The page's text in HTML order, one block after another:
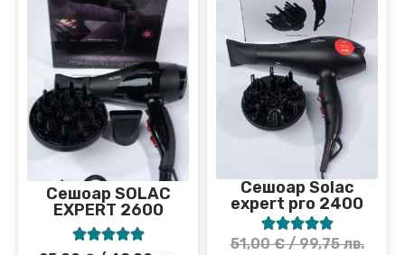
Сeшоар SOLAC
EXPERT 2600

Сешоар Solac
expert pro 2400

51,00€/ 99,75 лв.